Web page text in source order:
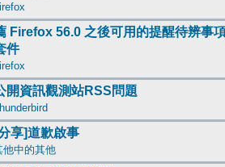
Firefox 56.0 之後可用的提醒待辨事
件
開資訊觀測站RSS問題
享]道歉啟事
他中的其他